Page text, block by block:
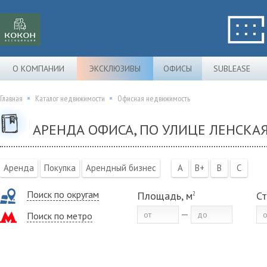
О КОМПАНИИ ЭКСКЛЮЗИВЫ ОФИСЫ SUBLEASE
Главная Каталог недвижимости Офисная недвижимость
АРЕНДА ОФИСА, ПО УЛИЦЕ
Аренда Покупка Арендный бизнес A B+ B C
Поиск по округам
Поиск по метро
Площадь, м2